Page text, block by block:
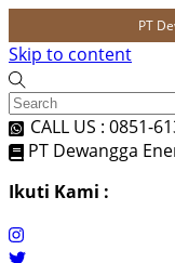
PT
Skip to content
CALL US : 0851-
PT Dewangga
Ikuti Kami :